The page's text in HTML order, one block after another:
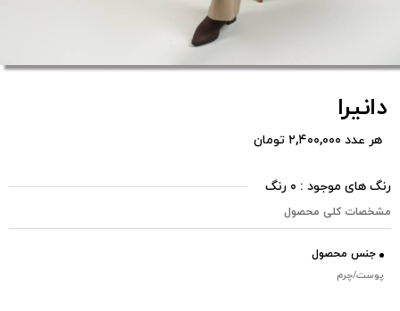
دانیرا
هر عدد ۲,۴۰۰,۰۰۰ تومان
رنگ های موجود : ۰ رنگ
مشخصات کلی محصول
جنس محصول
پوست/چرم